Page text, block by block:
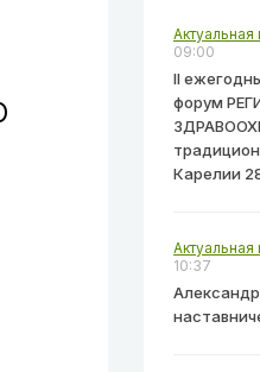
09:00
II
форум
Карелии
10:37